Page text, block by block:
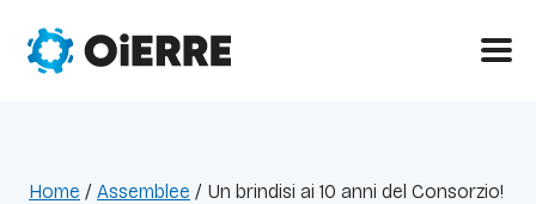
Home / Assemblee / Un brindisi ai 10 anni del Consorzio!